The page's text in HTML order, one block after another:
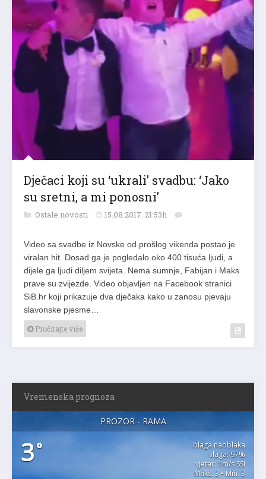
Dječaci koji su ‘ukrali’ svadbu: ‘Jako
su sretni, a mi ponosni’
Ostale novosti 15.08.2017. 21:53h
Video sa svadbe iz Novske od prošlog vikenda postao je
viralan hit. Dosad ga je pogledalo oko 400 tisuća ljudi, a
dijele ga ljudi diljem svijeta. Nema sumnje, Fabijan i Maks
prave su zvijezde. Video objavljen na Facebook stranici
SiB.hr koji prikazuje dva dječaka kako u zanosu pjevaju
slavonske pjesme…
Pročitajte više
Vremenska prognoza
PROZOR - RAMA
3°
blaga naoblaka
vlaga: 97%
vjetar: 1m/s SSI
Maks. 3 • Min. 3